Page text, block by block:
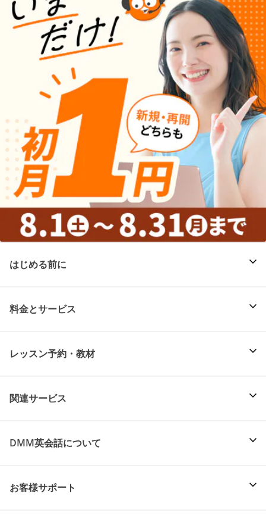
はじめる前に
料金とサービス
レッスン予約・教材
関連サービス
DMM英会話について
お客様サポート